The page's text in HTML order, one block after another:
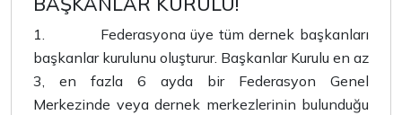
1.
Federasyona üye tüm dernek başkanları
başkanlar kurulunu oluşturur. Başkanlar Kurulu en az
3, en fazla 6 ayda bir Federasyon Genel
Merkezinde veya dernek merkezlerinin bulunduğu